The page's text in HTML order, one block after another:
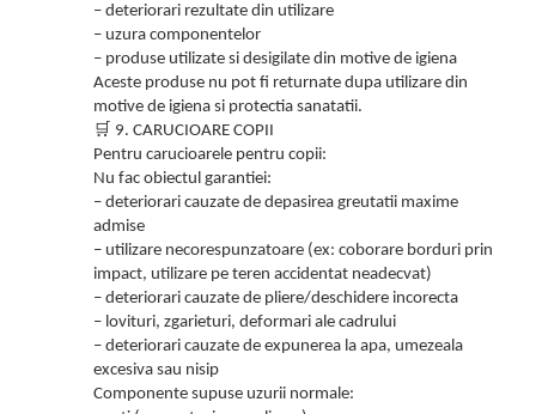
– deteriorari rezultate din utilizare
– uzura componentelor
– produse utilizate si desigilate din motive de igiena
Aceste produse nu pot fi returnate dupa utilizare din
motive de igiena si protectia sanatatii.
🛒 9. CARUCIOARE COPII
Pentru carucioarele pentru copii:
Nu fac obiectul garantiei:
– deteriorari cauzate de depasirea greutatii maxime
admise
– utilizare necorespunzatoare (ex: coborare borduri prin
impact, utilizare pe teren accidentat neadecvat)
– deteriorari cauzate de pliere/deschidere incorecta
– lovituri, zgarieturi, deformari ale cadrului
– deteriorari cauzate de expunerea la apa, umezeala
excesiva sau nisip
Componente supuse uzurii normale: